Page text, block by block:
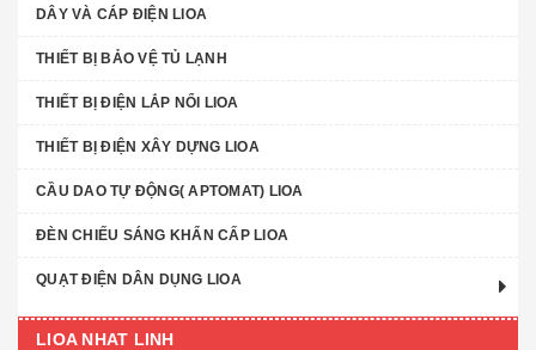
DÂY VÀ CÁP ĐIỆN LIOA
THIẾT BỊ BẢO VỆ TỦ LẠNH
THIẾT BỊ ĐIỆN LẮP NỔI LIOA
THIẾT BỊ ĐIỆN XÂY DỰNG LIOA
CẦU DAO TỰ ĐỘNG( APTOMAT) LIOA
ĐÈN CHIẾU SÁNG KHẨN CẤP LIOA
QUẠT ĐIỆN DÂN DỤNG LIOA
LIOA NHAT LINH